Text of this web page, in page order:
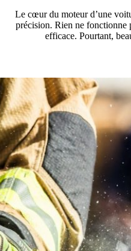
Le cœur du moteur d’une
précision. Rien ne fonctionne
efficace. Pourtant,